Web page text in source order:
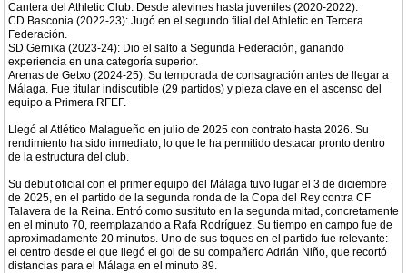
Cantera del Athletic Club: Desde alevines hasta juveniles (2020-2022).
CD Basconia (2022-23): Jugó en el segundo filial del Athletic en Tercera
Federación.
SD Gernika (2023-24): Dio el salto a Segunda Federación, ganando
experiencia en una categoría superior.
Arenas de Getxo (2024-25): Su temporada de consagración antes de llegar a
Málaga. Fue titular indiscutible (29 partidos) y pieza clave en el ascenso del
equipo a Primera RFEF.
Llegó al Atlético Malagueño en julio de 2025 con contrato hasta 2026. Su
rendimiento ha sido inmediato, lo que le ha permitido destacar pronto dentro
de la estructura del club.
Su debut oficial con el primer equipo del Málaga tuvo lugar el 3 de diciembre
de 2025, en el partido de la segunda ronda de la Copa del Rey contra CF
Talavera de la Reina. Entró como sustituto en la segunda mitad, concretamente
en el minuto 70, reemplazando a Rafa Rodríguez. Su tiempo en campo fue de
aproximadamente 20 minutos. Uno de sus toques en el partido fue relevante:
el centro desde el que llegó el gol de su compañero Adrián Niño, que recortó
distancias para el Málaga en el minuto 89.